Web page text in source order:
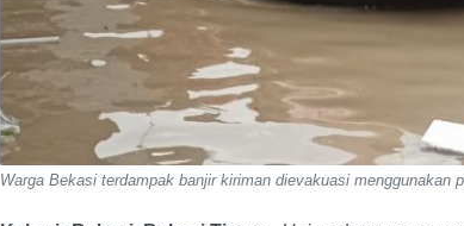
Warga Bekasi terdampak banjir kiriman dievakuasi menggunakan